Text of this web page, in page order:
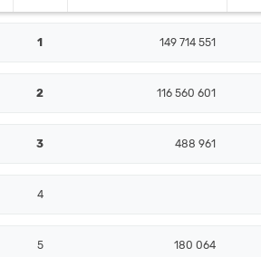
1 149 714 551
2 116 560 601
3 488 961
4
5 180 064